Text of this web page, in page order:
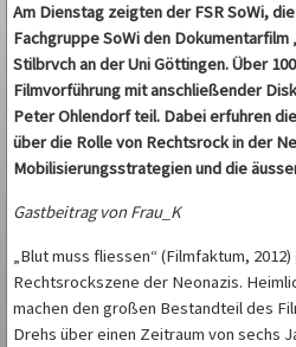
Am Dienstag zeigten der FSR SoWi,
Fachgruppe SoWi den Dokumentarfilm
Stilbrvch an der Uni Göttingen. Über
Filmvorführung mit anschließender
Peter Ohlendorf teil. Dabei erfuhren
über die Rolle von Rechtsrock in der
Mobilisierungsstrategien und die
Gastbeitrag von Frau_K
„Blut muss fliessen“ (Filmfaktum,
Rechtsrockszene der Neonazis.
machen den großen Bestandteil des
Drehs über einen Zeitraum von sechs